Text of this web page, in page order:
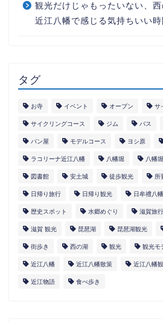
観光だけじゃもったいない、西
近江八幡で感じる気持ちいい時
タグ
お寺 イベント オープン サ
サイクリングコース ジム バス
パン屋 モデルコース ヨシ原
ラコリーナ近江八幡 八幡堀 八幡
図書館 安土城 徒歩観光 所
日帰り旅行 日帰り観光 日牟禮八
歴史スポット 水郷めぐり 滋賀旅行
滋賀 観光 琵琶湖 琵琶湖観光
街歩き 西の湖 観光 観光モ
近江八幡 近江八幡散策 近江八幡
近江物語 食べ歩き